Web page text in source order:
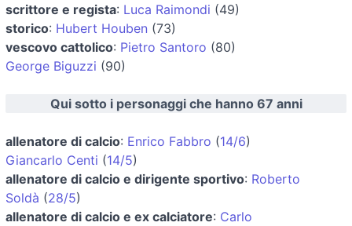
scrittore e regista: Luca Raimondi (49)
storico: Hubert Houben (73)
vescovo cattolico: Pietro Santoro (80)
George Biguzzi (90)
Qui sotto i personaggi che hanno 67 anni
allenatore di calcio: Enrico Fabbro (14/6)
Giancarlo Centi (14/5)
allenatore di calcio e dirigente sportivo: Roberto
Soldà (28/5)
allenatore di calcio e ex calciatore: Carlo